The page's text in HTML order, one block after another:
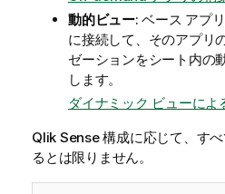
動的ビュー: ベース アプ
に接続して、そのアプリ
ゼーションをシート内の
します。
ダイナミック ビューによ
Qlik Sense構成に応じて、す
るとは限りません。